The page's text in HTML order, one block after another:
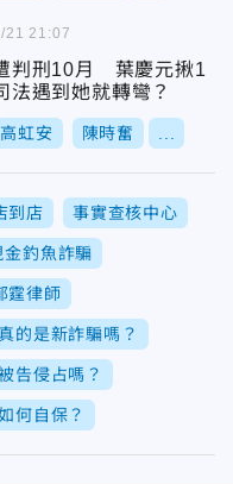
判刑10月 葉慶元揪1
法遇到她就轉彎？
高虹安 陳時奮
21 21:07
到店 事實查核中心
金釣魚詐騙
霆律師
的是新詐騙嗎？
告侵占嗎？
何自保？